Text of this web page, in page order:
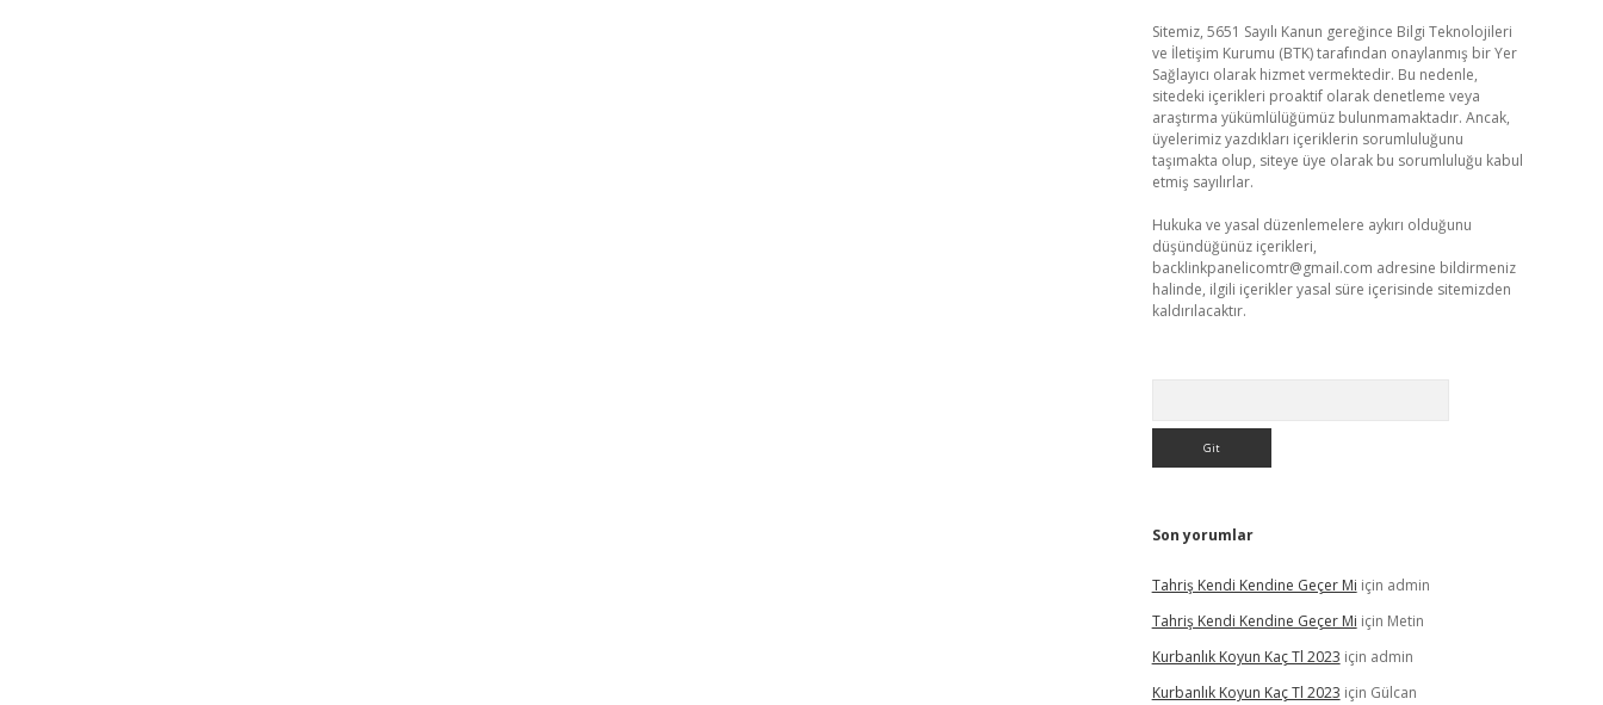
Sitemiz, 5651 Sayılı Kanun gereğince Bilgi Teknolojileri
ve İletişim Kurumu (BTK) tarafından onaylanmış bir Yer
Sağlayıcı olarak hizmet vermektedir. Bu nedenle,
sitedeki içerikleri proaktif olarak denetleme veya
araştırma yükümlülüğümüz bulunmamaktadır. Ancak,
üyelerimiz yazdıkları içeriklerin sorumluluğunu
taşımakta olup, siteye üye olarak bu sorumluluğu kabul
etmiş sayılırlar.
Hukuka ve yasal düzenlemelere aykırı olduğunu
düşündüğünüz içerikleri,
backlinkpanelicomtr@gmail.com adresine bildirmeniz
halinde, ilgili içerikler yasal süre içerisinde sitemizden
kaldırılacaktır.
Son yorumlar
Tahriş Kendi Kendine Geçer Mi için admin
Tahriş Kendi Kendine Geçer Mi için Metin
Kurbanlık Koyun Kaç Tl 2023 için admin
Kurbanlık Koyun Kaç Tl 2023 için Gülcan